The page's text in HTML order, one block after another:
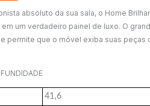
absoluto da sua sala, o Home
um verdadeiro painel de luxo. O
permite que o móvel exiba suas
41,6